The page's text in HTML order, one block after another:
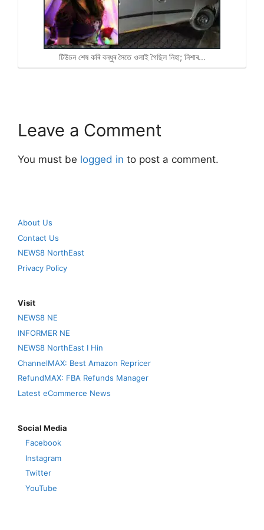
টিউচন শেষ কৰি বন্ধুৰ সৈতে ওলাই গৈছিল নিহা; নিশাৰ…
Leave a Comment
You must be logged in to post a comment.
About Us
Contact Us
NEWS8 NorthEast
Privacy Policy
Visit
NEWS8 NE
INFORMER NE
NEWS8 NorthEast I Hin
ChannelMAX: Best Amazon Repricer
RefundMAX: FBA Refunds Manager
Latest eCommerce News
Social Media
Facebook
Instagram
Twitter
YouTube